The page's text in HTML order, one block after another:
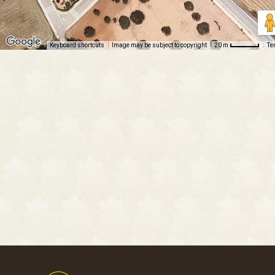
Keyboard shortcuts Image may be subject to copyright 20 m